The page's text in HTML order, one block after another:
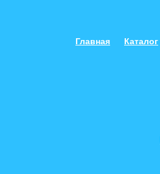
Главная Каталог